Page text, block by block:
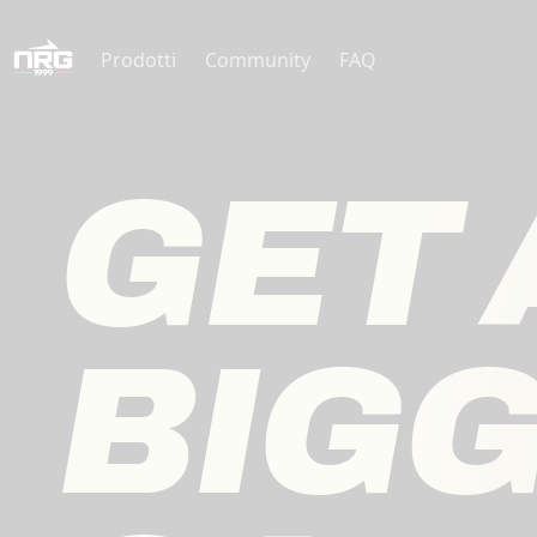
Prodotti Community FAQ
GET